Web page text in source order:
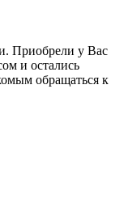
Приобрели у Вас
и остались
обращаться к